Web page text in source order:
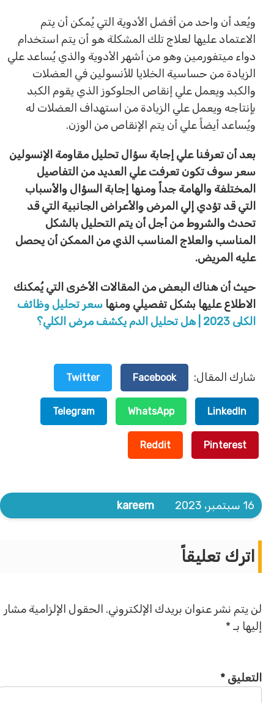
ويُعد أن واحد من أفضل الأدوية التي يُمكن أن يتم
الاعتماد عليها لعلاج تلك المشكلة هو أن يتم استخدام
دواء ميتفورمين وهو من أشهر الأدوية والذي يُساعد علي
الزيادة من حساسية الخلايا للأنسولين في العضلات
والكبد ويعمل علي إنقاص الجلوكوز الذي يقوم الكبد
بإنتاجه ويعمل علي الزيادة من استهداف العضلات له
ويُساعد أيضاً علي أن يتم الإنقاص من الوزن.
بعد أن تعرفنا علي إجابة سؤال تحليل مقاومة الإنسولين
سعر سوف تكون تعرفت علي العديد من التفاصيل
المختلفة والهامة جداً ومنها إجابة السؤال والأسباب
التي قد تؤدي إلي المرض والأعراض الجانبية التي قد
تحدث والشروط من أجل أن يتم التحليل بالشكل
المناسب والعلاج المناسب الذي من الممكن أن يحصل
عليه المريض.
حيث أن هناك البعض من المقالات الأخرى التي يُمكنك
الاطلاع عليها بشكل تفصيلي ومنهاسعر تحليل وظائف
الكلى 2023 | هل تحليل الدم يكشف مرض الكلي؟
شارك المقال: Facebook
Twitter
LinkedIn
WhatsApp
Telegram
Pinterest
Reddit
16 سبتمبر، 2023 kareem
اترك تعليقاً
لن يتم نشر عنوان بريدك الإلكتروني. الحقول الإلزامية مشار
إليها بـ *
التعليق*